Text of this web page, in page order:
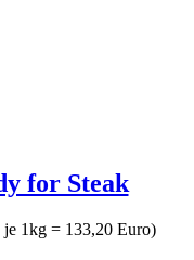
for Steak
je 1kg = 133,20 Euro)